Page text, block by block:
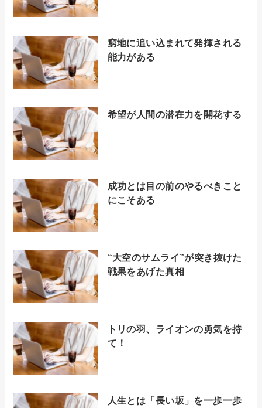
窮地に追い込まれて発揮される
能力がある
希望が人間の潜在力を開花する
成功とは目の前のやるべきこと
にこそある
“大空のサムライ”が突き抜けた
戦果をあげた真相
トリの羽、ライオンの勇気を持
て！
人生とは「長い坂」を一歩一歩